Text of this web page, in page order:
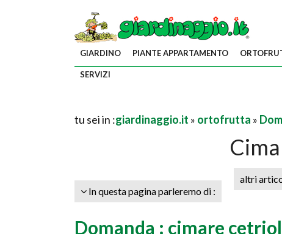
GIARDINO PIANTE APPARTAMENTO
SERVIZI
tu sei in :giardinaggio.it » ortofrutta »
In questa pagina parleremo di :
altri
Domanda : cimare